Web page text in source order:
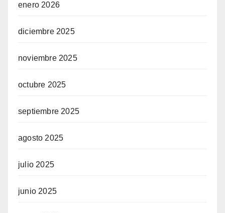
enero 2026
diciembre 2025
noviembre 2025
octubre 2025
septiembre 2025
agosto 2025
julio 2025
junio 2025